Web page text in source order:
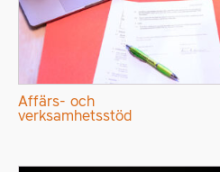
Affärs- och
verksamhetsstöd